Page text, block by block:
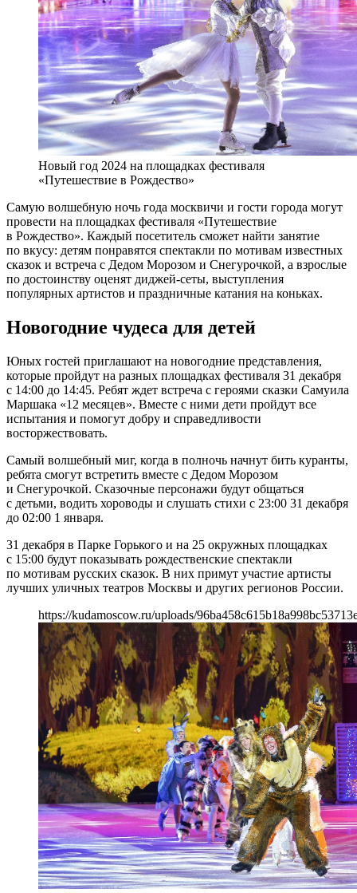
Новый год 2024 на площадках фестиваля
«Путешествие в Рождество»
Самую волшебную ночь года москвичи и гости города могут
провести на площадках фестиваля «Путешествие
в Рождество». Каждый посетитель сможет найти занятие
по вкусу: детям понравятся спектакли по мотивам известных
сказок и встреча с Дедом Морозом и Снегурочкой, а взрослые
по достоинству оценят диджей-сеты, выступления
популярных артистов и праздничные катания на коньках.
Новогодние чудеса для детей
Юных гостей приглашают на новогодние представления,
которые пройдут на разных площадках фестиваля 31 декабря
с 14:00 до 14:45. Ребят ждет встреча с героями сказки Самуила
Маршака «12 месяцев». Вместе с ними дети пройдут все
испытания и помогут добру и справедливости
восторжествовать.
Самый волшебный миг, когда в полночь начнут бить куранты,
ребята смогут встретить вместе с Дедом Морозом
и Снегурочкой. Сказочные персонажи будут общаться
с детьми, водить хороводы и слушать стихи с 23:00 31 декабря
до 02:00 1 января.
31 декабря в Парке Горького и на 25 окружных площадках
с 15:00 будут показывать рождественские спектакли
по мотивам русских сказок. В них примут участие артисты
лучших уличных театров Москвы и других регионов России.
https://kudamoscow.ru/uploads/